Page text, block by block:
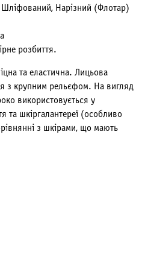
Шліфований, Нарізний (Флотар)
розбиття.
та еластична. Лицьова
з крупним рельєфом. На вигляд
використовується у
та шкіргалантереї (особливо
з шкірами, що мають